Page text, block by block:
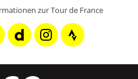
zur Tour de France